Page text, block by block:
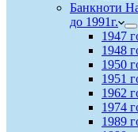
Банкноти
до 1991г.
1947
1948
1950
1951
1962
1974
1989